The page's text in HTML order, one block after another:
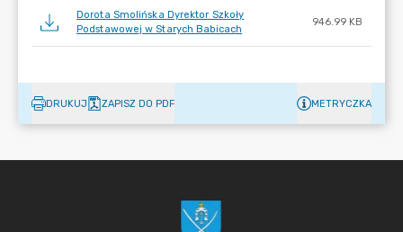
Dorota Smolińska Dyrektor Szkoły
Podstawowej w Starych Babicach
946.99 KB
DRUKUJ ZAPISZ DO PDF METRYCZKA